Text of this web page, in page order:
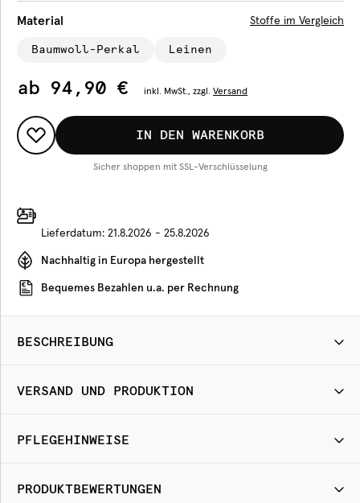
Material Stoffe im Vergleich
Baumwoll-Perkal Leinen
ab 94,90 € inkl. MwSt., zzgl. Versand
IN DEN WARENKORB
Sicher shoppen mit SSL-Verschlüsselung
Lieferdatum: 21.8.2026 - 25.8.2026
Nachhaltig in Europa hergestellt
Bequemes Bezahlen u.a. per Rechnung
BESCHREIBUNG
VERSAND UND PRODUKTION
PFLEGEHINWEISE
PRODUKTBEWERTUNGEN